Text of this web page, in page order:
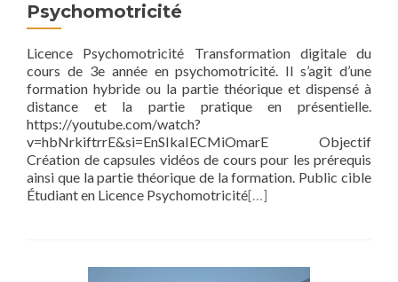
Psychomotricité
Licence Psychomotricité Transformation digitale du
cours de 3e année en psychomotricité. Il s’agit d’une
formation hybride ou la partie théorique et dispensé à
distance et la partie pratique en présentielle.
https://youtube.com/watch?
v=hbNrkiftrrE&si=EnSIkaIECMiOmarE Objectif
Création de capsules vidéos de cours pour les prérequis
ainsi que la partie théorique de la formation. Public cible
Étudiant en Licence Psychomotricité[…]